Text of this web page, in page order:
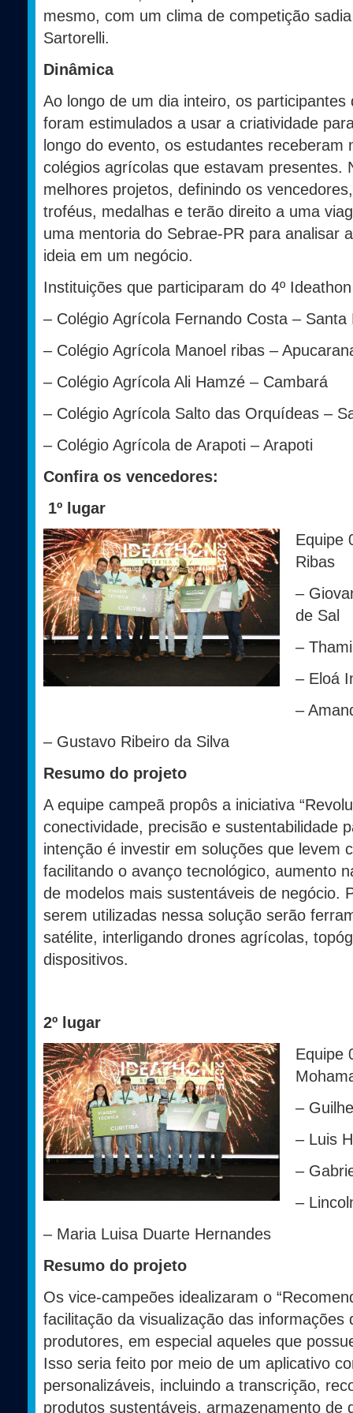
mesmo, com um clima de competição
Sartorelli.
Dinâmica
Ao longo de um dia inteiro, os
foram estimulados a usar a criatividade
longo do evento, os estudantes
colégios agrícolas que estavam presentes.
melhores projetos, definindo os
troféus, medalhas e terão direito a uma
uma mentoria do Sebrae-PR para analisar
ideia em um negócio.
Instituições que participaram do 4º
– Colégio Agrícola Fernando Costa – Santa
– Colégio Agrícola Manoel ribas –
– Colégio Agrícola Ali Hamzé – Cambará
– Colégio Agrícola Salto das Orquídeas –
– Colégio Agrícola de Arapoti – Arapoti
Confira os vencedores:
1º lugar
Equipe
Ribas
–
de Sal
–
– Eloá
–
– Gustavo Ribeiro da Silva
Resumo do projeto
A equipe campeã propôs a iniciativa
conectividade, precisão e sustentabilidade
intenção é investir em soluções que levem
facilitando o avanço tecnológico, aumento
de modelos mais sustentáveis de negócio.
serem utilizadas nessa solução serão
satélite, interligando drones agrícolas,
dispositivos.
2º lugar
Equipe
–
– Luis
–
–
– Maria Luisa Duarte Hernandes
Resumo do projeto
Os vice-campeões idealizaram o
facilitação da visualização das informações
produtores, em especial aqueles que
Isso seria feito por meio de um aplicativo
personalizáveis, incluindo a transcrição,
produtos sustentáveis, armazenamento de